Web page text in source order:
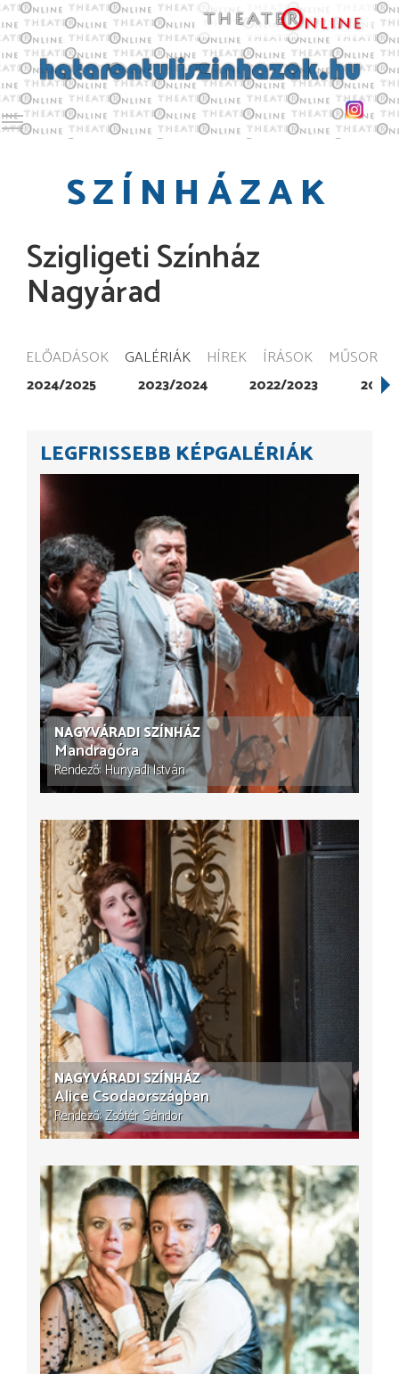
Toggle main menu visibility
SZÍNHÁZAK
Szigligeti Színház
Nagyárad
ELŐADÁSOK GALÉRIÁK HÍREK ÍRÁSOK MŰSOR
2024/2025 2023/2024 2022/2023
LEGFRISSEBB KÉPGALÉRIÁK
NAGYVÁRADI SZÍNHÁZ
Mandragóra
Rendező Hunyadi István
NAGYVÁRADI SZÍNHÁZ
Alice Csodaországban
Rendező Zsótér Sándor